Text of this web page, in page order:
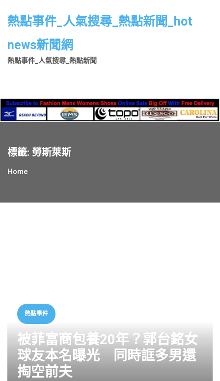
熱點事件_人氣搜尋_熱點新聞_hot
news新聞網
熱點事件_人氣搜尋_熱點新聞
標籤: 勞斯萊斯
Home
熱點事件
被菲富商包養20年？郭台銘女
球友本名曝光 同時誆多男還
掏空前夫